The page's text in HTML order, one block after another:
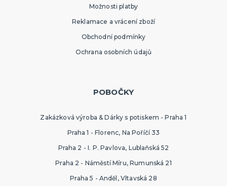
Možnosti platby
Reklamace a vrácení zboží
Obchodní podmínky
Ochrana osobních údajů
POBOČKY
Zakázková výroba & Dárky s potiskem - Praha 1
Praha 1 - Florenc, Na Poříčí 33
Praha 2 - I. P. Pavlova, Lublaňská 52
Praha 2 - Náměstí Míru, Rumunská 21
Praha 5 - Anděl, Vltavská 28